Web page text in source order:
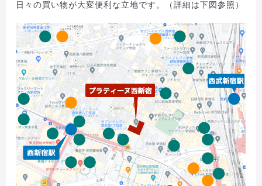
日々の買い物が大変便利な立地です。（詳細は下図参照）